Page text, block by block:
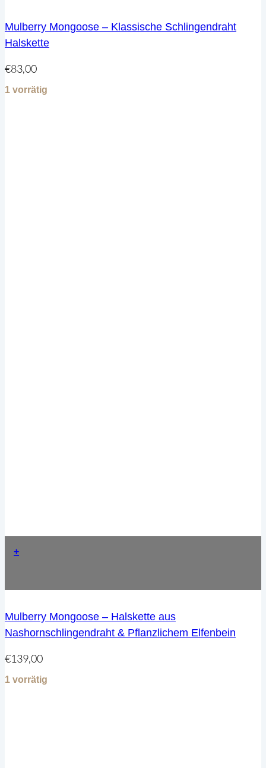
Mulberry Mongoose – Klassische Schlingendraht
Halskette
€83,00
1 vorrätig
+
Mulberry Mongoose – Halskette aus
Nashornschlingendraht & Pflanzlichem Elfenbein
€139,00
1 vorrätig